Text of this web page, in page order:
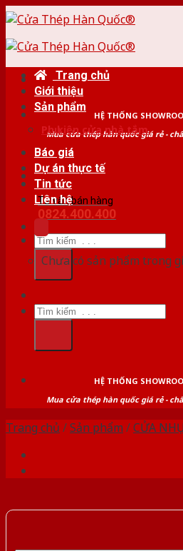
Skip
content
HỆ THỐNG
Mua cửa thép hàn quốc giá rẻ -
Tư vấn bán hàng
0824.400.400
Tìm
kiếm:
Trang chủ
Giới thiệu
Sản phẩm
Phụ kiện cửa nhà tắm
Báo giá
Dự án thực tế
Tin tức
Liên hệ
Chưa có sản phẩm trong
Tìm
kiếm:
HỆ THỐNG
Mua cửa thép hàn quốc giá rẻ -
Trang chủ /Sản phẩm /CỬA